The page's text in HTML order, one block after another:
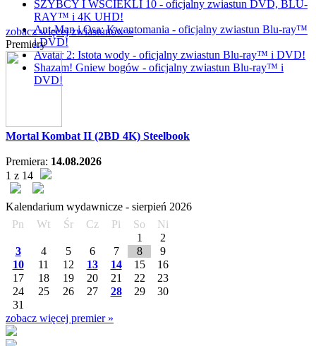
SZYBCY I WŚCIEKLI 10 - oficjalny zwiastun DVD, BLU-
RAY™ i 4K UHD!
Ant-Man i Osa: Kwantomania - oficjalny zwiastun Blu-ray™
i DVD!
Avatar 2: Istota wody - oficjalny zwiastun Blu-ray™ i DVD!
Shazam! Gniew bogów - oficjalny zwiastun Blu-ray™ i
DVD!
zobacz więcej zwiastunów »
Premiery
Mortal Kombat II (2BD 4K) Steelbook
Premiera: 14.08.2026
1 z 14
Kalendarium wydawnicze - sierpień 2026
Pn
Wt Śr Cz Pi So
Ni
1
2
3
4 5 6 7 8
9
10
11 12 13 14 15
16
17
18 19 20 21 22
23
24
25 26 27 28 29
30
31
zobacz więcej premier »